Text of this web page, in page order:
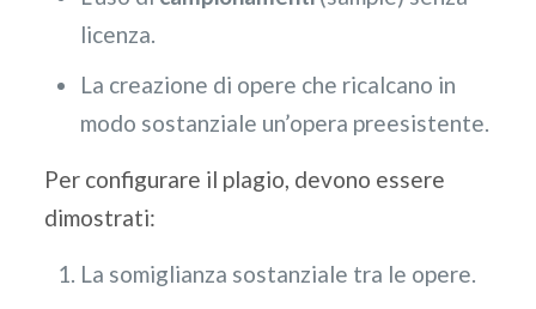
licenza.
La creazione di opere che ricalcano in
modo sostanziale un’opera preesistente.
Per configurare il plagio, devono essere
dimostrati:
La somiglianza sostanziale tra le opere.